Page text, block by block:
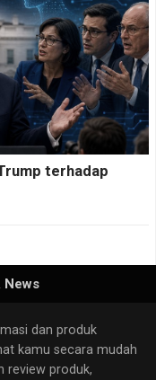
terhadap
News
dan produk
kamu secara mudah
review produk,